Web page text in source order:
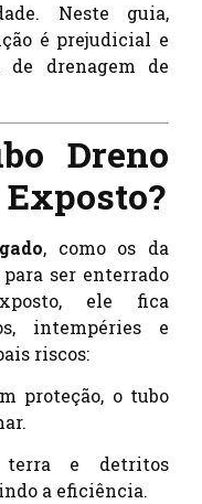
Neste guia,
é prejudicial e
de drenagem de
Dreno
, como os da
para ser enterrado
ele fica
intempéries e
riscos:
proteção, o tubo
terra e detritos
a eficiência.